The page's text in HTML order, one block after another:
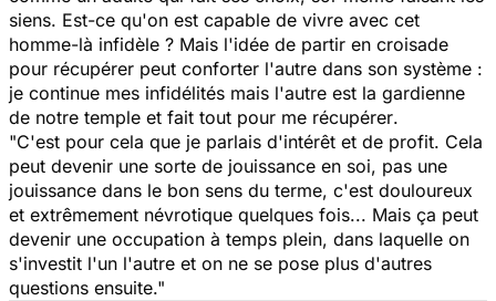
siens. Est-ce qu'on est capable de vivre avec cet
homme-là infidèle ? Mais l'idée de partir en croisade
pour récupérer peut conforter l'autre dans son système :
je continue mes infidélités mais l'autre est la gardienne
de notre temple et fait tout pour me récupérer.
"C'est pour cela que je parlais d'intérêt et de profit. Cela
peut devenir une sorte de jouissance en soi, pas une
jouissance dans le bon sens du terme, c'est douloureux
et extrêmement névrotique quelques fois... Mais ça peut
devenir une occupation à temps plein, dans laquelle on
s'investit l'un l'autre et on ne se pose plus d'autres
questions ensuite."